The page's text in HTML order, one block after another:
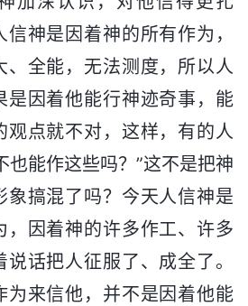
神是因着神的所有作为，
、全能，无法测度，所以人
是因着他能行神迹奇事，能
观点就不对，这样，有的人
也能作这些吗？”这不是把神
象搞混了吗？今天人信神是
，因着神的许多作工、许多
话把人征服了、成全了。
为来信他，并不是因着他能